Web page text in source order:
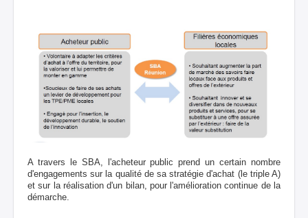
A travers le SBA, l'acheteur public prend un certain nombre
d'engagements sur la qualité de sa stratégie d'achat (le triple A)
et sur la réalisation d'un bilan, pour l'amélioration continue de la
démarche.